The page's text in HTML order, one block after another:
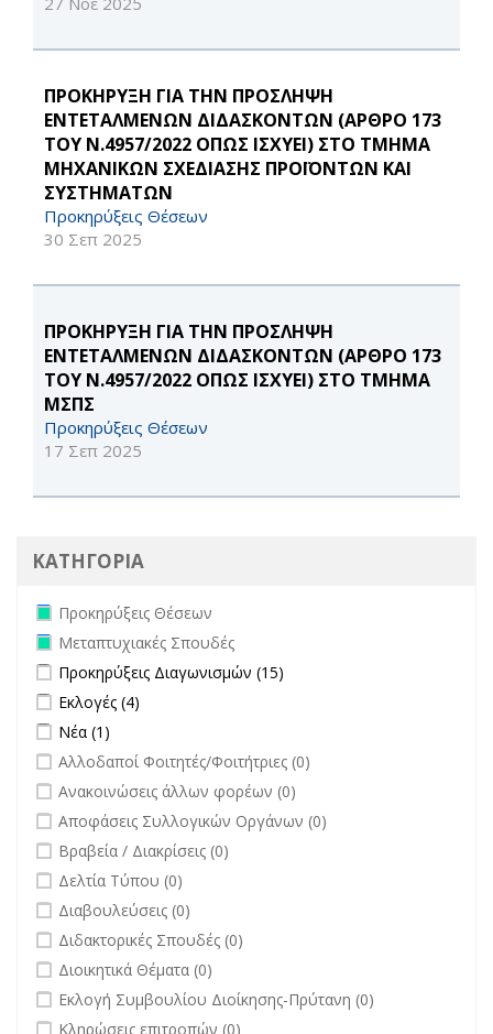
ΠΡΟΚΗΡΥΞΗ ΓΙΑ ΤΗΝ ΠΡΟΣΛΗΨΗ
ΕΝΤΕΤΑΛΜΕΝΩΝ ΔΙΔΑΣΚΟΝΤΩΝ (ΑΡΘΡΟ 173
ΤΟΥ Ν.4957/2022 ΟΠΩΣ ΙΣΧΥΕΙ) ΣΤΟ ΤΜΗΜΑ
ΜΗΧΑΝΙΚΩΝ ΣΧΕΔΙΑΣΗΣ ΠΡΟΪΟΝΤΩΝ ΚΑΙ
ΣΥΣΤΗΜΑΤΩΝ
Προκηρύξεις Θέσεων
30 Σεπ 2025
ΠΡΟΚΗΡΥΞΗ ΓΙΑ ΤΗΝ ΠΡΟΣΛΗΨΗ
ΕΝΤΕΤΑΛΜΕΝΩΝ ΔΙΔΑΣΚΟΝΤΩΝ (ΑΡΘΡΟ 173
ΤΟΥ Ν.4957/2022 ΟΠΩΣ ΙΣΧΥΕΙ) ΣΤΟ ΤΜΗΜΑ
ΜΣΠΣ
Προκηρύξεις Θέσεων
17 Σεπ 2025
ΚΑΤΗΓΟΡΙΑ
Remove Προκηρύξεις Θέσεων filter
Προκηρύξεις Θέσεων
Remove Μεταπτυχιακές Σπουδές filter
Μεταπτυχιακές Σπουδές
Apply Προκηρύξεις Διαγωνισμών filter
Προκηρύξεις Διαγωνισμών (15)
Apply Εκλογές filter
Εκλογές (4)
Apply Νέα filter
Νέα (1)
undefined
Αλλοδαποί Φοιτητές/Φοιτήτριες (0)
undefined
Ανακοινώσεις άλλων φορέων (0)
undefined
Αποφάσεις Συλλογικών Οργάνων (0)
undefined
Βραβεία / Διακρίσεις (0)
undefined
Δελτία Τύπου (0)
undefined
Διαβουλεύσεις (0)
undefined
Διδακτορικές Σπουδές (0)
undefined
Διοικητικά Θέματα (0)
undefined
Εκλογή Συμβουλίου Διοίκησης-Πρύτανη (0)
undefined
Κληρώσεις επιτροπών (0)